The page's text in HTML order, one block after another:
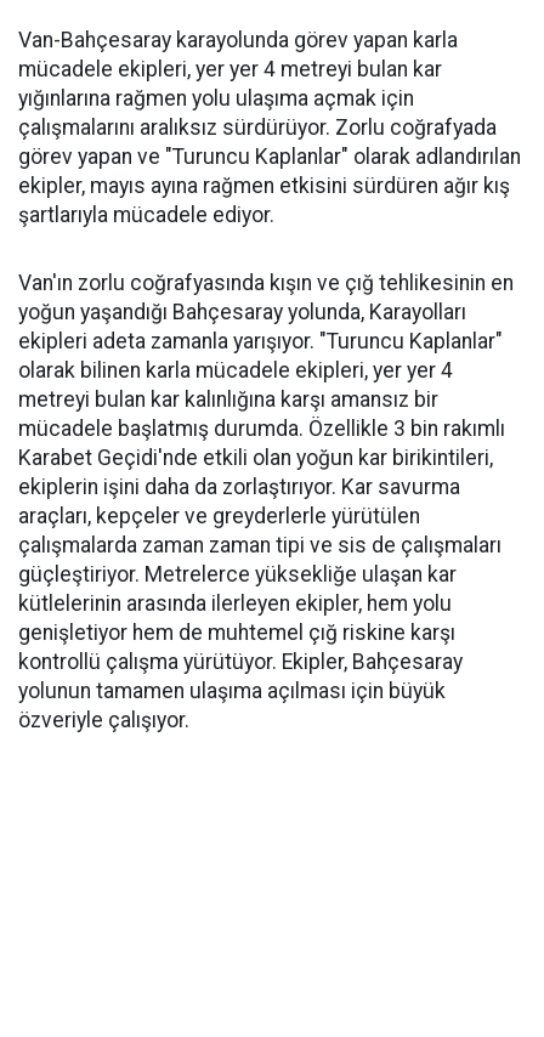
Van-Bahçesaray karayolunda görev yapan karla
mücadele ekipleri, yer yer 4 metreyi bulan kar
yığınlarına rağmen yolu ulaşıma açmak için
çalışmalarını aralıksız sürdürüyor. Zorlu coğrafyada
görev yapan ve "Turuncu Kaplanlar" olarak adlandırılan
ekipler, mayıs ayına rağmen etkisini sürdüren ağır kış
şartlarıyla mücadele ediyor.
Van'ın zorlu coğrafyasında kışın ve çığ tehlikesinin en
yoğun yaşandığı Bahçesaray yolunda, Karayolları
ekipleri adeta zamanla yarışıyor. "Turuncu Kaplanlar"
olarak bilinen karla mücadele ekipleri, yer yer 4
metreyi bulan kar kalınlığına karşı amansız bir
mücadele başlatmış durumda. Özellikle 3 bin rakımlı
Karabet Geçidi'nde etkili olan yoğun kar birikintileri,
ekiplerin işini daha da zorlaştırıyor. Kar savurma
araçları, kepçeler ve greyderlerle yürütülen
çalışmalarda zaman zaman tipi ve sis de çalışmaları
güçleştiriyor. Metrelerce yüksekliğe ulaşan kar
kütlelerinin arasında ilerleyen ekipler, hem yolu
genişletiyor hem de muhtemel çığ riskine karşı
kontrollü çalışma yürütüyor. Ekipler, Bahçesaray
yolunun tamamen ulaşıma açılması için büyük
özveriyle çalışıyor.